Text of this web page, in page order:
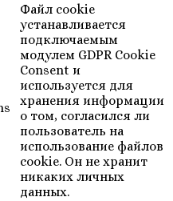
Файл cookie
устанавливается
подключаемым
модулем GDPR Cookie
Consent и
используется для
хранения информации
о том, согласился ли
пользователь на
использование файлов
cookie. Он не хранит
никаких личных
данных.